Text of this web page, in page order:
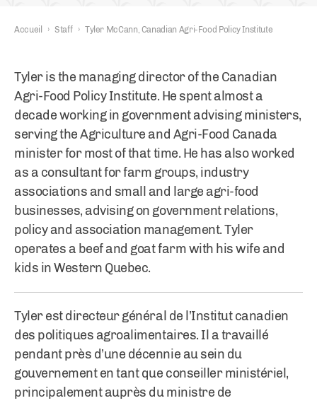
Accueil › Staff › Tyler McCann, Canadian Agri-Food Policy Institute
Tyler is the managing director of the Canadian
Agri-Food Policy Institute. He spent almost a
decade working in government advising ministers,
serving the Agriculture and Agri-Food Canada
minister for most of that time. He has also worked
as a consultant for farm groups, industry
associations and small and large agri-food
businesses, advising on government relations,
policy and association management. Tyler
operates a beef and goat farm with his wife and
kids in Western Quebec.
Tyler est directeur général de l’Institut canadien
des politiques agroalimentaires. Il a travaillé
pendant près d’une décennie au sein du
gouvernement en tant que conseiller ministériel,
principalement auprès du ministre de